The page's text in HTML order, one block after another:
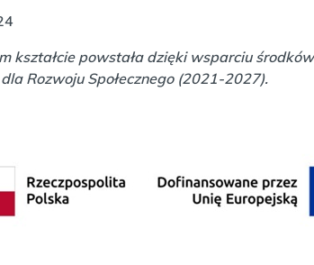
powstała dzięki wsparciu
Rozwoju Społecznego (2021-2027).